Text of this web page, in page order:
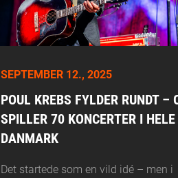
SEPTEMBER 12., 2025
POUL KREBS FYLDER RUNDT –
SPILLER 70 KONCERTER I HELE
DANMARK
Det startede som en vild idé – men i